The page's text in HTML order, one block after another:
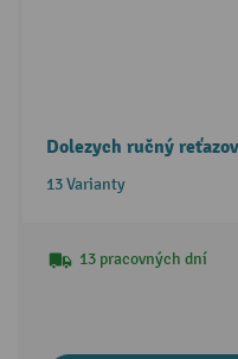
Dolezych ručný
13 Varianty
13 pracovných dní